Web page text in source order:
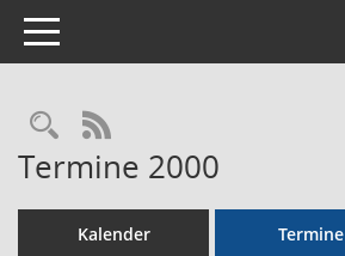
Toggle navigation
Rechercheauswahl
RSS-Feed
Termine 2000
Kalender Termine